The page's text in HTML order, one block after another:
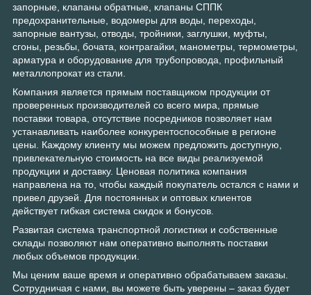
запорные, клапаны обратные, клапаны СППК
предохранительные, водомеры для воды, переходы,
запорные вантузы, отводы, тройники, заглушки, муфты,
сгоны, резьбы, бочата, контрагайки, манометры, термометры,
арматура и оборудование для трубопровода, профильный
металлопрокат из стали.
Компания является прямым поставщиком продукции от
проверенных производителей со всего мира, прямые
поставки товара, отсутствие посредников позволяет нам
устанавливать наиболее конкурентоспособные в регионе
цены. Каждому клиенту мы можем предложить доступную,
привлекательную стоимость на все виды реализуемой
продукции и доставку. Ценовая политика компания
направлена на то, чтобы каждый покупатель остался с нами и
привел друзей. Для постоянных и оптовых клиентов
действует гибкая система скидок и бонусов.
Развитая система транспортной логистики и собственные
склады позволяют нам оперативно выполнять поставки
любых объемов продукции.
Мы ценим ваше время и оперативно обрабатываем заказы.
Сотрудничая с нами, вы можете быть уверены – заказ будет